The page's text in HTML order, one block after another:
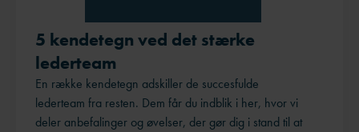
5 kendetegn ved det stærke
lederteam
En række kendetegn adskiller de succesfulde
lederteam fra resten. Dem får du indblik i her, hvor vi
deler anbefalinger og øvelser, der gør dig i stand til at